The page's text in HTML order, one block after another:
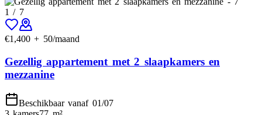
1 / 7
€1,400 + 50/maand
Gezellig appartement met 2 slaapkamers en
mezzanine
Beschikbaar vanaf 01/07